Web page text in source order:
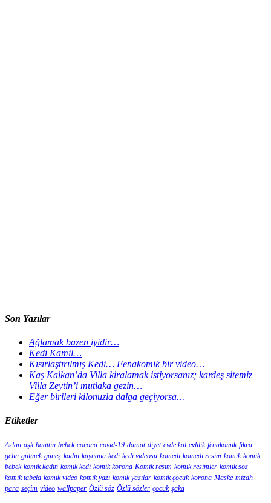
Son Yazılar
Ağlamak bazen iyidir…
Kedi Kamil…
Kısırlaştırılmış Kedi… Fenakomik bir video…
Kaş Kalkan’da Villa kiralamak istiyorsanız; kardeş sitemiz
Villa Zeytin’i mutlaka gezin…
Eğer birileri kilonuzla dalga geçiyorsa…
Etiketler
Aslan aşk baattin bebek corona covid-19 damat diyet evde kal evlilik fenakomik fıkra
gelin gülmek güneş kadın kaynana kedi kedi videosu komedi komedi resim komik komik
bebek komik kadın komik kedi komik korona Komik resim komik resimler komik söz
komik tabela komik video komik yazı komik yazılar komik çocuk korona Maske mizah
para seçim video wallpaper Özlü söz Özlü sözler çocuk şaka